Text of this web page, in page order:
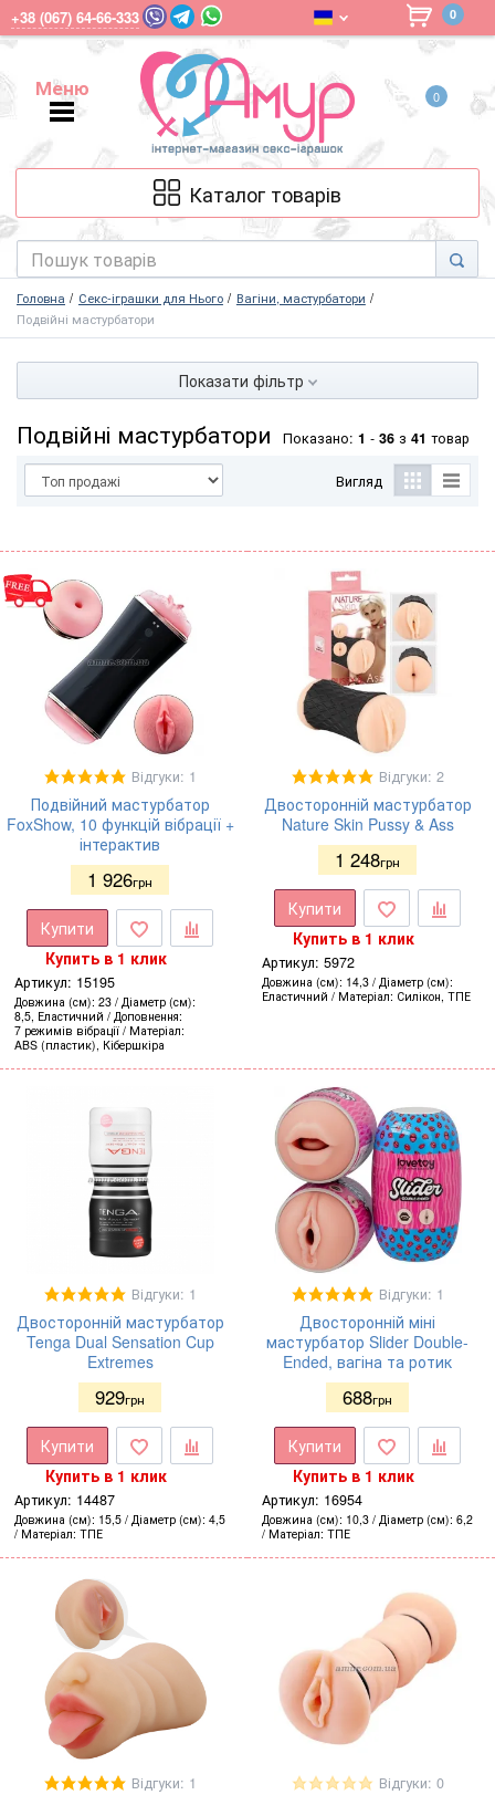
+38 (067) 64-66-333 0
Меню
Меню
0
Каталог товарів
Головна Секс-іграшки для Нього
Вагіни, мастурбатори
Подвійні мастурбатори
Показати фільтр
Подвійні мастурбатори Показано: 1 - 36 з 41 товар
Вигляд
Відгуки: 1
Подвійний мастурбатор
FoxShow, 10 функцій вібрації +
інтерактив
1 926грн
Купити
Купить в 1 клик
Артикул: 15195
Довжина (см) 23 Діаметр (см)
8,5, Еластичний
Доповнення
7 режимів вібрації
Матеріал
ABS (пластик), Кібершкіра
Відгуки: 2
Двосторонній мастурбатор
Nature Skin Pussy & Ass
1 248грн
Купити
Купить в 1 клик
Артикул: 5972
Довжина (см) 14,3 Діаметр (см)
Еластичний
Матеріал Силікон, ТПЕ
Відгуки: 1
Двосторонній мастурбатор
Tenga Dual Sensation Cup
Extremes
929грн
Купити
Купить в 1 клик
Артикул: 14487
Довжина (см) 15,5 Діаметр (см) 4,5
Матеріал ТПЕ
Відгуки: 1
Двосторонній міні
мастурбатор Slider Double-
Ended, вагіна та ротик
688грн
Купити
Купить в 1 клик
Артикул: 16954
Довжина (см) 10,3 Діаметр (см) 6,2
Матеріал ТПЕ
Відгуки: 1 Відгуки: 0